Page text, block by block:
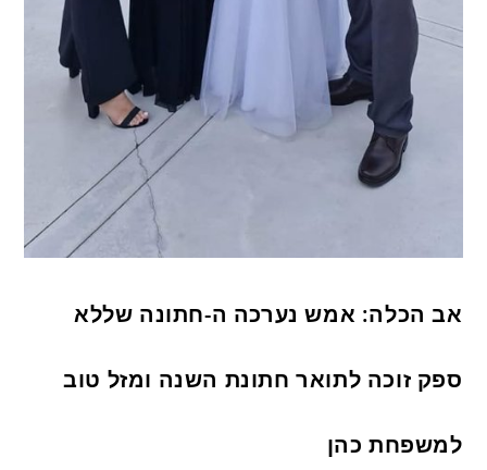
אב הכלה: אמש נערכה ה-חתונה שללא
ספק זוכה לתואר חתונת השנה ומזל טוב
למשפחת כהן